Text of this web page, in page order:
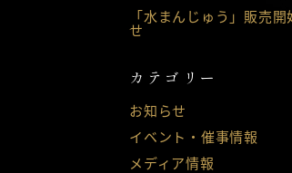
「水まんじゅう」販売開
せ
カテゴリー
お知らせ
イベント・催事情報
メディア情報